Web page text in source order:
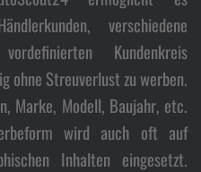
verschiedene
Kundenkreis
ohne Streuverlust zu werben.
Marke, Modell, Baujahr, etc.
wird auch oft auf
Inhalten eingesetzt.